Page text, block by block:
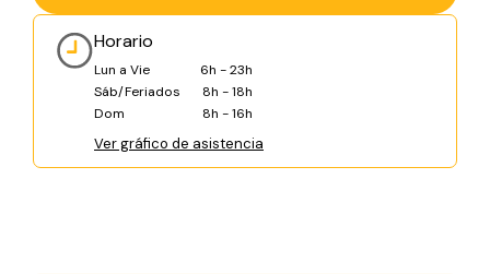
Horario
Lun a Vie
6h - 23h
Sáb/Feriados
8h - 18h
Dom
8h - 16h
Ver gráfico de asistencia